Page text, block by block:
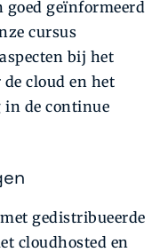
geïnformeerd
cursus
bij het
cloud en het
in de continue
gedistribueerde
cloudhosted en